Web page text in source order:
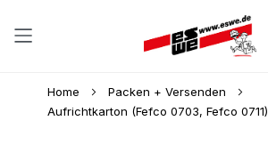
Home
Packen + Versenden
Aufrichtkarton (Fefco 0703, Fefco 0711)